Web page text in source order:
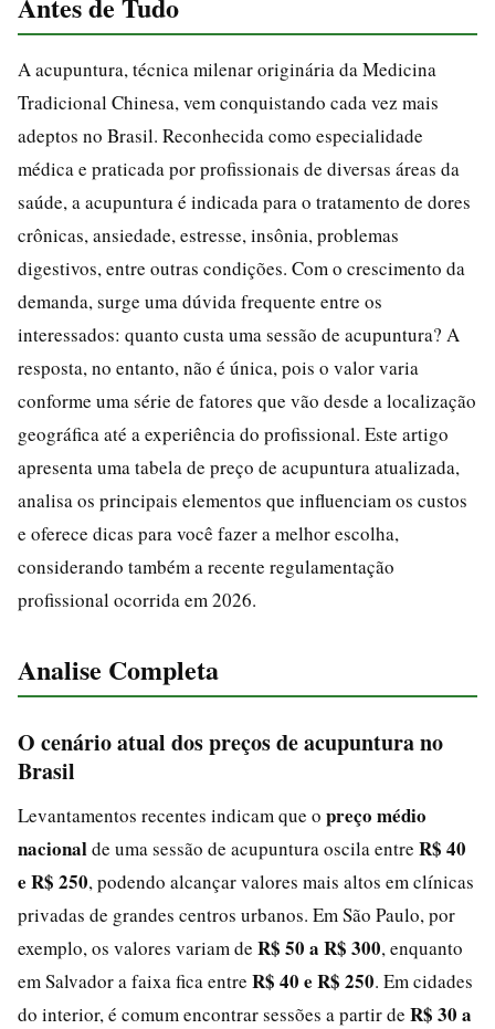
A acupuntura, técnica milenar originária da Medicina
Tradicional Chinesa, vem conquistando cada vez mais
adeptos no Brasil. Reconhecida como especialidade
médica e praticada por profissionais de diversas áreas da
saúde, a acupuntura é indicada para o tratamento de dores
crônicas, ansiedade, estresse, insônia, problemas
digestivos, entre outras condições. Com o crescimento da
demanda, surge uma dúvida frequente entre os
interessados: quanto custa uma sessão de acupuntura? A
resposta, no entanto, não é única, pois o valor varia
conforme uma série de fatores que vão desde a localização
geográfica até a experiência do profissional. Este artigo
apresenta uma tabela de preço de acupuntura atualizada,
analisa os principais elementos que influenciam os custos
e oferece dicas para você fazer a melhor escolha,
considerando também a recente regulamentação
profissional ocorrida em 2026.
Analise Completa
O cenário atual dos preços de acupuntura no
Brasil
Levantamentos recentes indicam que o preço médio
nacionalde uma sessão de acupuntura oscila entre R$ 40
e R$ 250, podendo alcançar valores mais altos em clínicas
privadas de grandes centros urbanos. Em São Paulo, por
exemplo, os valores variam de R$ 50 a R$ 300, enquanto
em Salvador a faixa fica entre R$ 40 e R$ 250. Em cidades
do interior, é comum encontrar sessões a partir de R$ 30 a